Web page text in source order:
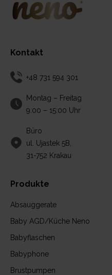
Kontakt
+48 731 594 301
Montag – Freitag
9:00 – 15:00 Uhr
Büro
ul. Ujastek 5B,
31-752 Krakau
Produkte
Absauggerate
Baby AGD/Küche Neno
Babyflaschen
Babyphone
Brustpumpen